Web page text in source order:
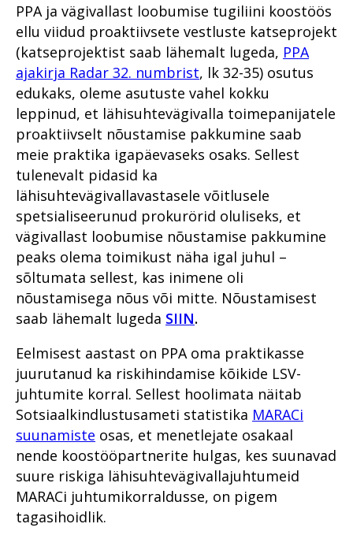
Prokuratuuri infosüsteemi
uuendus PRIS3
Prokuratuuris töötamisest
Prokuratuur tunnustab
Mälestused Eurojusti tööst
2004–2019
PPA ja vägivallast loobumise tugiliini koostöös
ellu viidud proaktiivsete vestluste katseprojekt
(katseprojektist saab lähemalt lugeda, PPA
ajakirja Radar 32. numbrist, lk 32-35) osutus
edukaks, oleme asutuste vahel kokku
leppinud, et lähisuhtevägivalla toimepanijatele
proaktiivselt nõustamise pakkumine saab
meie praktika igapäevaseks osaks. Sellest
tulenevalt pidasid ka
lähisuhtevägivallavastasele võitlusele
spetsialiseerunud prokurörid oluliseks, et
vägivallast loobumise nõustamise pakkumine
peaks olema toimikust näha igal juhul –
sõltumata sellest, kas inimene oli
nõustamisega nõus või mitte. Nõustamisest
saab lähemalt lugeda SIIN.
Eelmisest aastast on PPA oma praktikasse
juurutanud ka riskihindamise kõikide LSV-
juhtumite korral. Sellest hoolimata näitab
Sotsiaalkindlustusameti statistika MARACi
suunamiste osas, et menetlejate osakaal
nende koostööpartnerite hulgas, kes suunavad
suure riskiga lähisuhtevägivallajuhtumeid
MARACi juhtumikorraldusse, on pigem
tagasihoidlik.